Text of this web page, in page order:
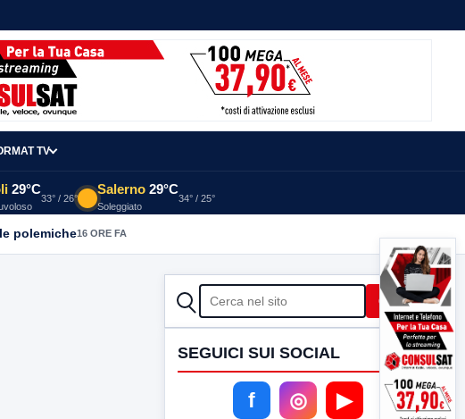
TV
29°C
33° / 26°
Salerno 29°C
Soleggiato
34° / 25°
polemiche16 ORE FA
CERCA Cerca
SEGUICI SUI SOCIAL
f ◎ ▶